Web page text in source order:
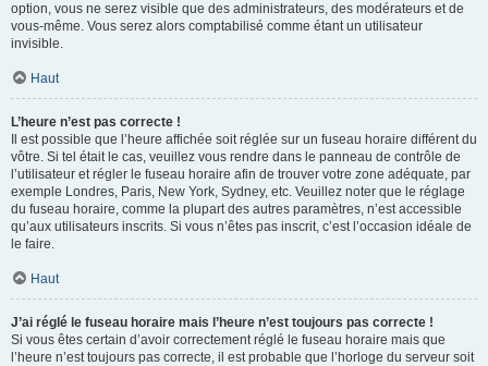
option, vous ne serez visible que des administrateurs, des modérateurs et de
vous-même. Vous serez alors comptabilisé comme étant un utilisateur
invisible.
Haut
L’heure n’est pas correcte !
Il est possible que l’heure affichée soit réglée sur un fuseau horaire différent du
vôtre. Si tel était le cas, veuillez vous rendre dans le panneau de contrôle de
l’utilisateur et régler le fuseau horaire afin de trouver votre zone adéquate, par
exemple Londres, Paris, New York, Sydney, etc. Veuillez noter que le réglage
du fuseau horaire, comme la plupart des autres paramètres, n’est accessible
qu’aux utilisateurs inscrits. Si vous n’êtes pas inscrit, c’est l’occasion idéale de
le faire.
Haut
J’ai réglé le fuseau horaire mais l’heure n’est toujours pas correcte !
Si vous êtes certain d’avoir correctement réglé le fuseau horaire mais que
l’heure n’est toujours pas correcte, il est probable que l’horloge du serveur soit